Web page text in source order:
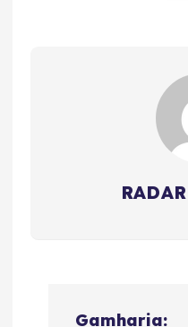
Gamharia: